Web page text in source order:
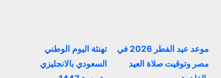
موعد عيد الفطر 2026 في
مصر وتوقيت صلاة العيد
تهنئة اليوم الوطني
السعودي بالانجليزي